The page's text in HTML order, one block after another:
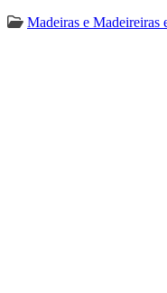
Madeiras e Madeireiras